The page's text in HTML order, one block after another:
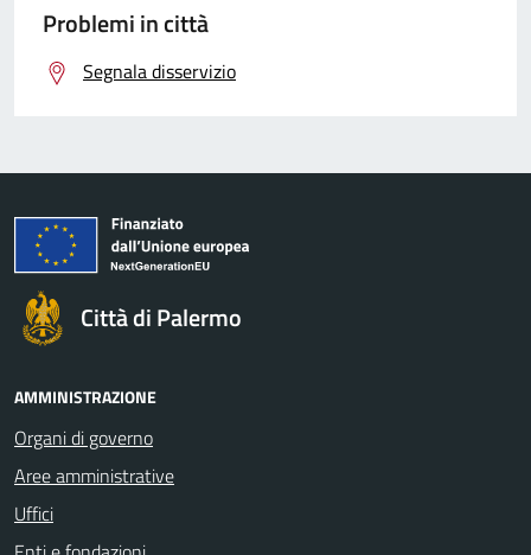
Problemi in città
Segnala disservizio
Città di Palermo
AMMINISTRAZIONE
Organi di governo
Aree amministrative
Uffici